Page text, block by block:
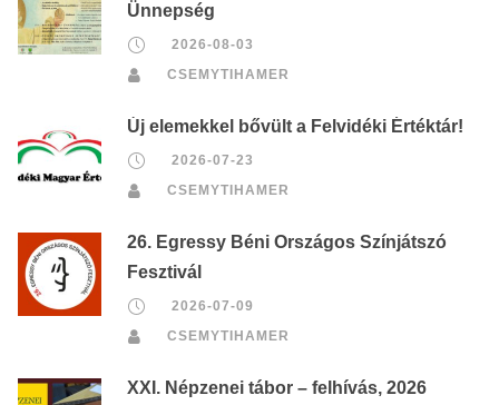
Ünnepség
2026-08-03
CSEMYTIHAMER
Új elemekkel bővült a Felvidéki Értéktár!
2026-07-23
CSEMYTIHAMER
26. Egressy Béni Országos Színjátszó
Fesztivál
2026-07-09
CSEMYTIHAMER
XXI. Népzenei tábor – felhívás, 2026